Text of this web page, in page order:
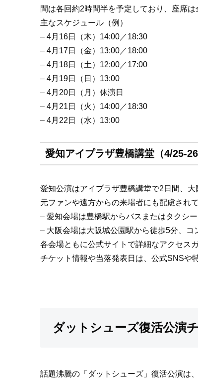
間は各回約2時間半を予定しており、座席は
主なスケジュール（例）
– 4月16日（木）14:00／18:30
– 4月17日（金）13:00／18:00
– 4月18日（土）12:00／17:00
– 4月19日（日）13:00
– 4月20日（月）休演日
– 4月21日（火）14:00／18:30
– 4月22日（水）13:00
愛知アイプラザ豊橋講堂（4/25-
愛知公演はアイプラザ豊橋講堂で2日間、
元ファンや遠方からの来場者にも配慮されて
– 愛知会場は豊橋駅からバスまたはタクシ
– 大阪会場は大阪城公園駅から徒歩5分、コ
各会場ともに公式サイトで詳細なアクセス
チケット情報や当落発表日は、公式SNSや
ダットシューズ復活公演
話題沸騰の「ダットシューズ」復活公演は